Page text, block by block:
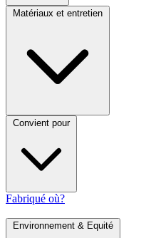
Matériaux et entretien
Convient pour
Fabriqué où?
Environnement & Equité